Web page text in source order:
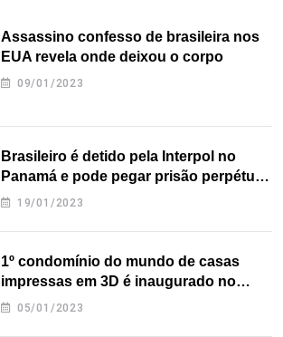
Assassino confesso de brasileira nos
EUA revela onde deixou o corpo
09/01/2023
Brasileiro é detido pela Interpol no
Panamá e pode pegar prisão perpétua
nos EUA
19/01/2023
1º condomínio do mundo de casas
impressas em 3D é inaugurado no
Texas
05/01/2023